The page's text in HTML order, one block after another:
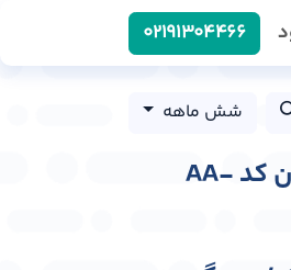
0219​1304466
شش ماهه
عرشه پل عابر پیاده بلوار جرجان شهر گرگان کد AA-